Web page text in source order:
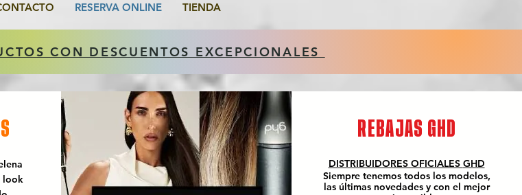
RESERVA ONLINE TIENDA
CON DESCUENTOS EXCEPCIONALES
look
REBAJAS GHD
DISTRIBUIDORES OFICIALES GHD
Siempre tenemos todos los modelos,
las últimas novedades y con el mejor